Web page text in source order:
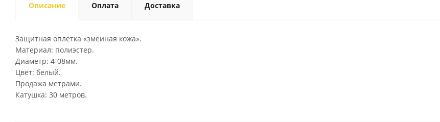
Описание Оплата Доставка
Защитная оплетка «змеиная кожа».
Материал: полиэстер.
Диаметр: 4-08мм.
Цвет: белый.
Продажа метрами.
Катушка: 30 метров.